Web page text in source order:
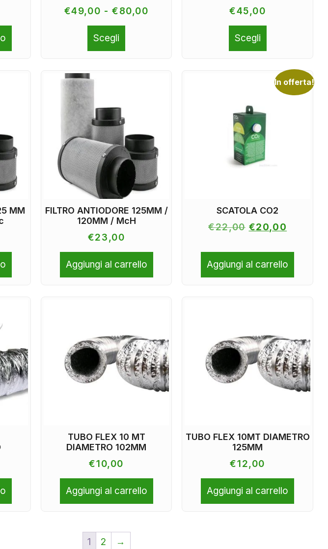
€49,00 - €80,00
Scegli
€45,00
Scegli
MM
FILTRO ANTIODORE 125MM /
120MM / McH
€23,00
Aggiungi al carrello
In offerta!
SCATOLA CO2
€22,00 €20,00
Aggiungi al carrello
TUBO FLEX 10 MT
DIAMETRO 102MM
€10,00
Aggiungi al carrello
TUBO FLEX 10MT DIAMETRO
125MM
€12,00
Aggiungi al carrello
1 2 →